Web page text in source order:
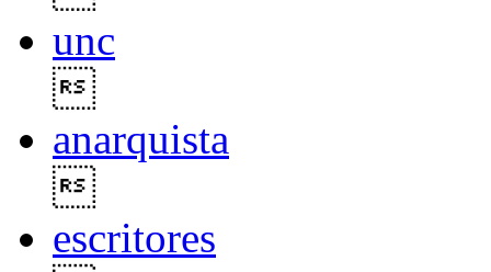
unc
anarquista
escritores